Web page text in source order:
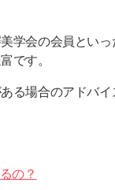
学会の会員とい
です。
る場合のアドバ
の？